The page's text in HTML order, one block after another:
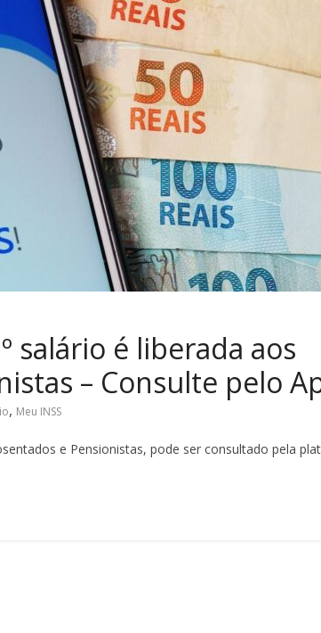
salário é liberada aos
– Consulte pelo
, Meu INSS
e Pensionistas, pode ser consultado pela